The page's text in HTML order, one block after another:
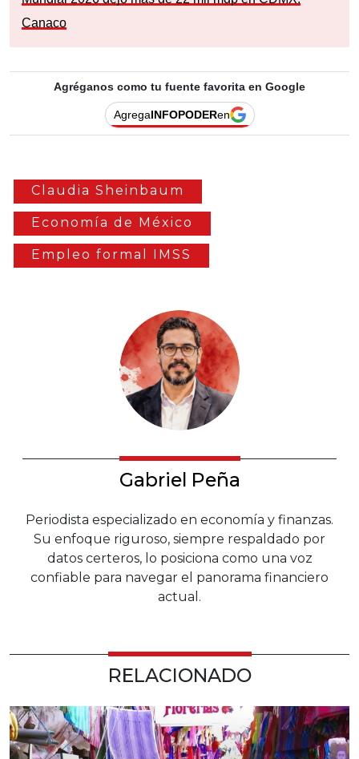
Canaco
Agréganos como tu fuente favorita en Google
AgregaINFOPODERen
Claudia Sheinbaum
Economía de México
Empleo formal IMSS
Gabriel Peña
Periodista especializado en economía y finanzas.
Su enfoque riguroso, siempre respaldado por
datos certeros, lo posiciona como una voz
confiable para navegar el panorama financiero
actual.
RELACIONADO